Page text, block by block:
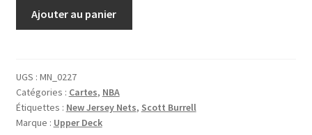
Deck
Gold
Reserve
Scott
Ajouter au panier
UGS : MN_0227
Catégories : Cartes, NBA
Étiquettes : New Jersey Nets, Scott Burrell
Marque : Upper Deck